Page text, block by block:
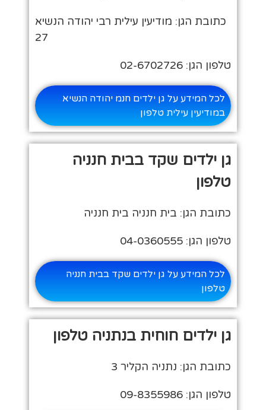
כתובת הגן: מודיעין עילית רבי יהודה הנשיא
27
טלפון הגן: 02-6702726
לכל המידע על גן ילדים חנמ יהודה הנשיא
במודיעין עילית טלפון
גן ילדים שקד בבית חנניה
טלפון
כתובת הגן: בית חנניה בית חנניה
טלפון הגן: 04-0360555
לכל המידע על גן ילדים שקד בבית חנניה
טלפון
גן ילדים חוחית בנתניה טלפון
כתובת הגן: נתניה הקליר 3
טלפון הגן: 09-8355986